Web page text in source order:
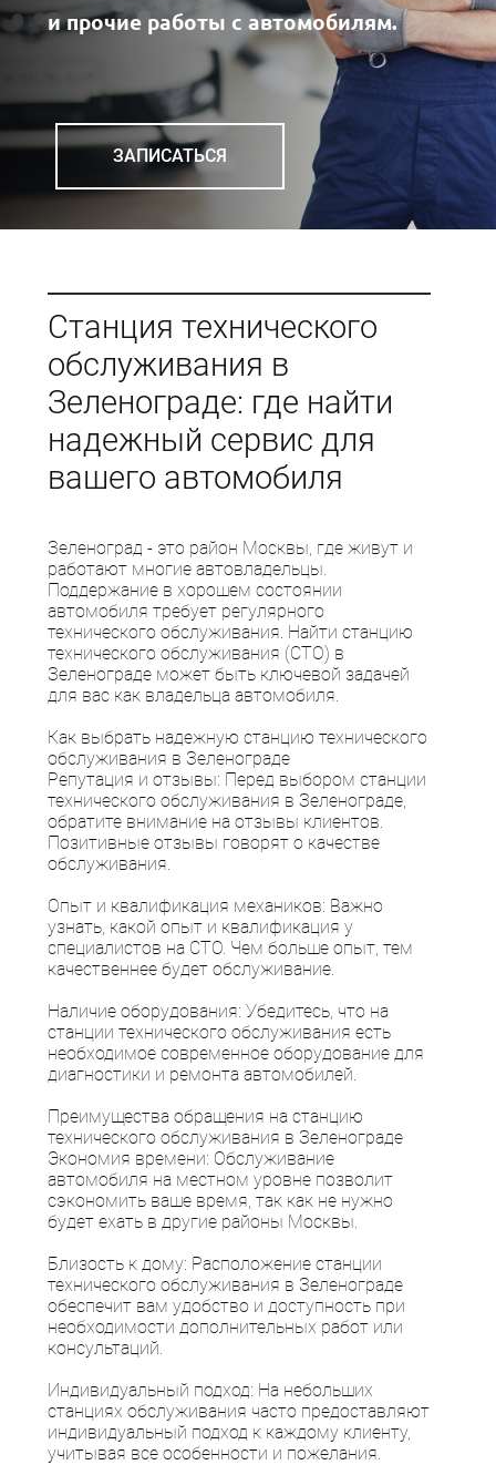
и прочие работы с автомобилям.
ЗАПИСАТЬСЯ
Станция технического
обслуживания в
Зеленограде: где найти
надежный сервис для
вашего автомобиля
Зеленоград - это район Москвы, где живут и
работают многие автовладельцы.
Поддержание в хорошем состоянии
автомобиля требует регулярного
технического обслуживания. Найти станцию
технического обслуживания (СТО) в
Зеленограде может быть ключевой задачей
для вас как владельца автомобиля.
Как выбрать надежную станцию технического
обслуживания в Зеленограде
Репутация и отзывы: Перед выбором станции
технического обслуживания в Зеленограде,
обратите внимание на отзывы клиентов.
Позитивные отзывы говорят о качестве
обслуживания.
Опыт и квалификация механиков: Важно
узнать, какой опыт и квалификация у
специалистов на СТО. Чем больше опыт, тем
качественнее будет обслуживание.
Наличие оборудования: Убедитесь, что на
станции технического обслуживания есть
необходимое современное оборудование для
диагностики и ремонта автомобилей.
Преимущества обращения на станцию
технического обслуживания в Зеленограде
Экономия времени: Обслуживание
автомобиля на местном уровне позволит
сэкономить ваше время, так как не нужно
будет ехать в другие районы Москвы.
Близость к дому: Расположение станции
технического обслуживания в Зеленограде
обеспечит вам удобство и доступность при
необходимости дополнительных работ или
консультаций.
Индивидуальный подход: На небольших
станциях обслуживания часто предоставляют
индивидуальный подход к каждому клиенту,
учитывая все особенности и пожелания.